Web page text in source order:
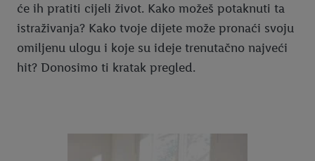
će ih pratiti cijeli život. Kako možeš potaknuti ta
istraživanja? Kako tvoje dijete može pronaći svoju
omiljenu ulogu i koje su ideje trenutačno najveći
hit? Donosimo ti kratak pregled.